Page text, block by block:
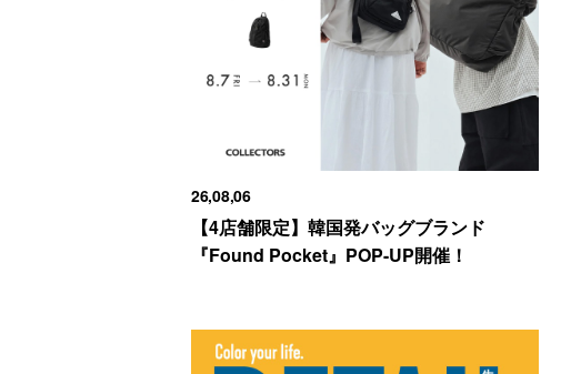
26,08,06
【4店舗限定】韓国発バッグブランド
『Found Pocket』POP-UP開催！